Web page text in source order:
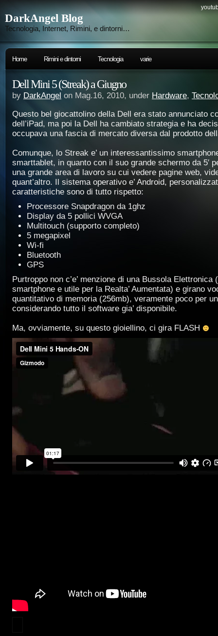
DarkAngel Blog
Tecnologia, Internet, Rimini, e dintorni…
Home Rimini e dintorni Tecnologia varie
Dell Mini 5 (Streak) a Giugno
by DarkAngel on Mag.16, 2010, under Hardware,
Questo bel giocattolino della Dell era stato annunciato
dell’iPad, ma poi la Dell ha cambiato strategia e ha
occupava una fascia di mercato diversa dal prodotto
Comunque, lo Streak e’ un interessantissimo
smarttablet, in quanto con il suo grande schermo da 5′
una grande area di lavoro su cui vedere pagine web,
quant’altro. Il sistema operativo e’ Android,
caratteristiche sono di tutto rispetto:
Processore Snapdragon da 1ghz
Display da 5 pollici WVGA
Multitouch (supporto completo)
5 megapixel
Wi-fi
Bluetooth
GPS
Purtroppo non c’e’ menzione di una Bussola Elettronica
smartphone e utile per la Realta’ Aumentata) e girano
quantitativo di memoria (256mb), veramente poco per
considerando tutto il software gia’ disponibile.
Ma, ovviamente, su questo gioiellino, ci gira FLASH